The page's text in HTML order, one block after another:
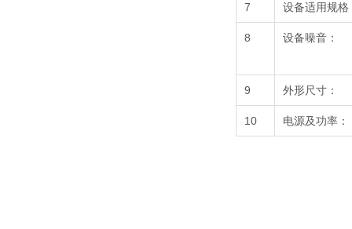
7 设备适用规格
8 设备噪音：
9 外形尺寸：
10 电源及功率：